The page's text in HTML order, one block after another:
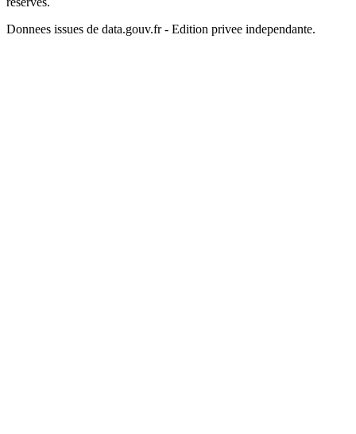
Donnees issues de data.gouv.fr - Edition privee independante.